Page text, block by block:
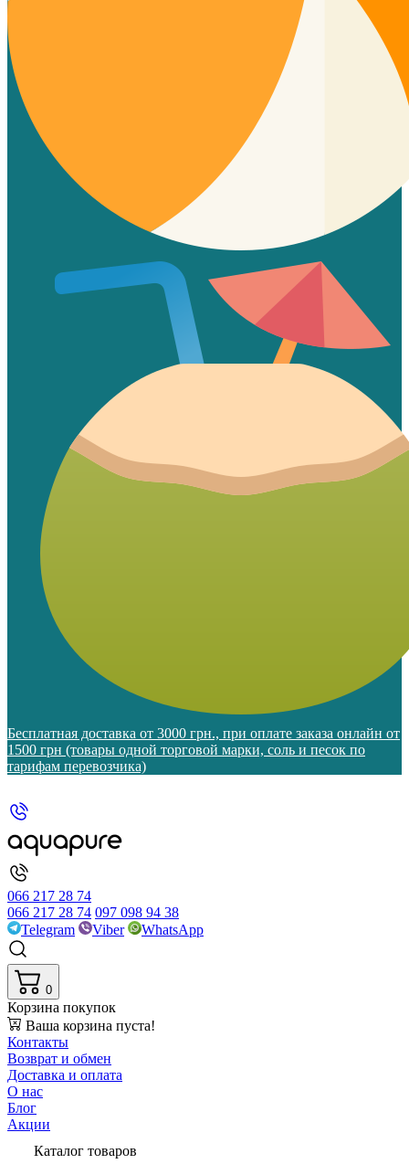
Бесплатная доставка от 3000 грн., при оплате заказа онлайн от
1500 грн (товары одной торговой марки, соль и песок по
тарифам перевозчика)
066 217 28 74
066 217 28 74 097 098 94 38
Telegram
Viber WhatsApp
0
Корзина покупок
Ваша корзина пуста!
Контакты
Возврат и обмен
Доставка и оплата
О нас
Блог
Акции
Каталог товаров